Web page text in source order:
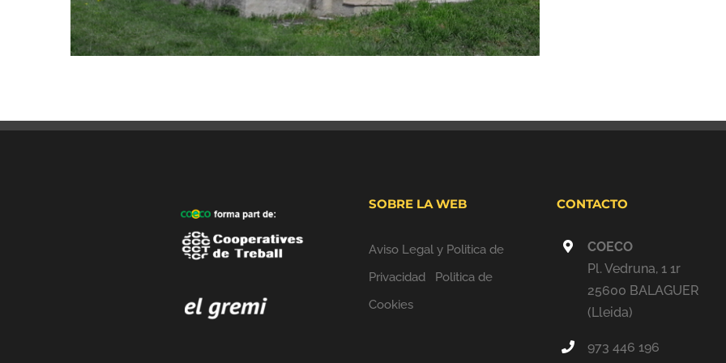
SOBRE LA WEB
Aviso Legal y Politica de
Privacidad
Politica de
Cookies
CONTACTO
COECO
Pl. Vedruna, 1 1r
25600 BALAGUER
(Lleida)
973 446 196